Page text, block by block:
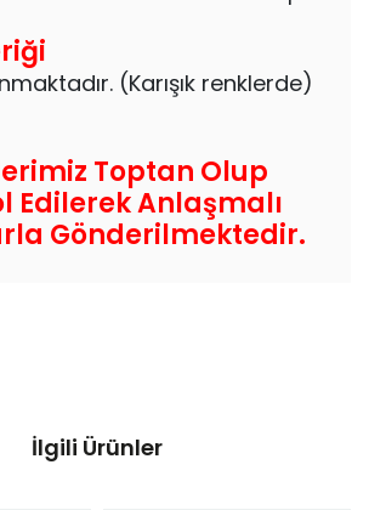
(Karışık renklerde)
Toptan Olup
Edilerek Anlaşmalı
Gönderilmektedir.
İlgili Ürünler